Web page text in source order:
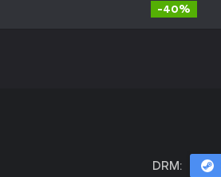
-40%
DRM: